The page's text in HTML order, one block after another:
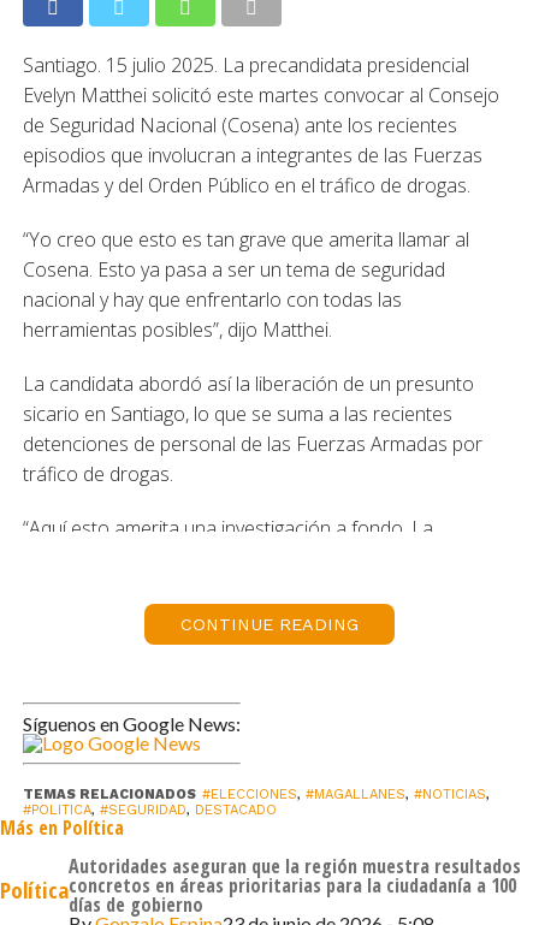
Santiago. 15 julio 2025. La precandidata presidencial
Evelyn Matthei solicitó este martes convocar al Consejo
de Seguridad Nacional (Cosena) ante los recientes
episodios que involucran a integrantes de las Fuerzas
Armadas y del Orden Público en el tráfico de drogas.
“Yo creo que esto es tan grave que amerita llamar al
Cosena. Esto ya pasa a ser un tema de seguridad
nacional y hay que enfrentarlo con todas las
herramientas posibles”, dijo Matthei.
La candidata abordó así la liberación de un presunto
sicario en Santiago, lo que se suma a las recientes
detenciones de personal de las Fuerzas Armadas por
tráfico de drogas.
“Aquí esto amerita una investigación a fondo. La
hora de que nos hagamos cargo”, concluyó la candidata.
crimen organizado y el narcotráfico por infiltrar las
fuerzas de Defensa y Seguridad.
Las medidas incluyen aplicar el test de pelo de drogas a
todos los funcionarios públicos —civiles y uniformados—
detectar si tienen vínculos con el consumo o tráfico de
drogas, incluyendo a policías, militares, gendarmes,
CONTINUE READING
Síguenos en Google News:
TEMAS RELACIONADOS #ELECCIONES, #MAGALLANES, #NOTICIAS,
#POLITICA, #SEGURIDAD, DESTACADO
Más en Política
Política
Autoridades aseguran que la región muestra resultados
concretos en áreas prioritarias para la ciudadanía a 100
días de gobierno